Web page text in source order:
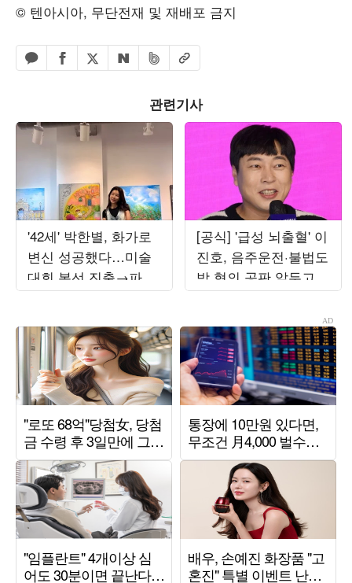
© 텐아시아, 무단전재 및 재배포 금지
카카오톡 공유하기
페이스북 공유하기
엑스 공유하기
네이버 공유하기
밴드 공유하기
URL복사
관련기사
'42세' 박한별, 화가로
변신 성공했다…미술
대회 본선 진출→파리
초대전까지 '못 하는
[공식] '급성 뇌출혈' 이
진호, 음주운전·불법도
박 혐의 공판 앞두고
퇴원했다…"안정 취하